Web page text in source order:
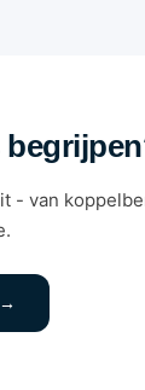
- van